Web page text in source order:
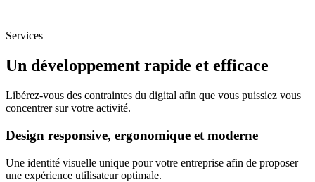
Services
Un développement rapide et efficace
Libérez-vous des contraintes du digital afin que vous puissiez vous
concentrer sur votre activité.
Design responsive, ergonomique et moderne
Une identité visuelle unique pour votre entreprise afin de proposer
une expérience utilisateur optimale.